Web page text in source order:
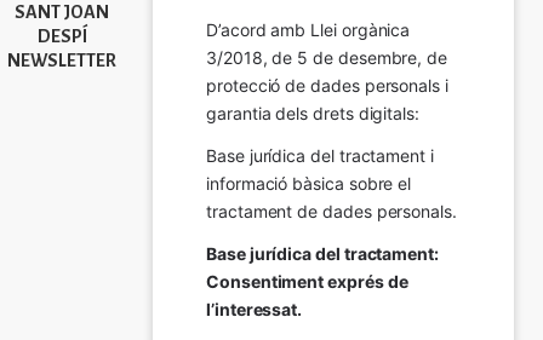
SANT JOAN
DESPÍ
NEWSLETTER
D’acord amb Llei orgànica
3/2018, de 5 de desembre, de
protecció de dades personals i
garantia dels drets digitals:
Base jurídica del tractament i
informació bàsica sobre el
tractament de dades personals.
Base jurídica del tractament:
Consentiment exprés de
l’interessat.